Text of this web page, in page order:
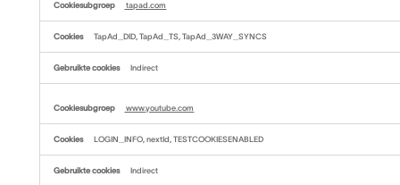
tapad.com
TapAd_DID, TapAd_TS, TapAd_3WAY_SYNCS
Indirect
www.youtube.com
LOGIN_INFO, nextId, TESTCOOKIESENABLED
Indirect